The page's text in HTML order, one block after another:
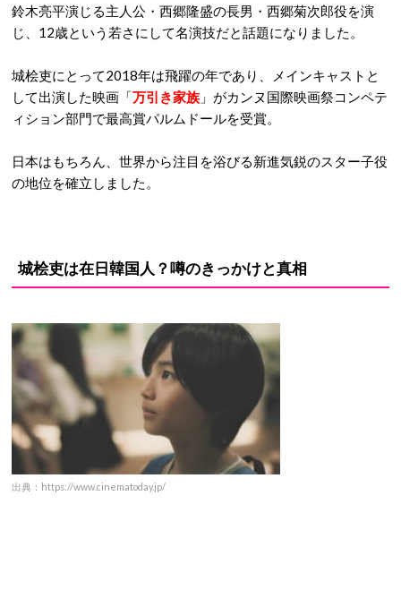
鈴木亮平演じる主人公・西郷隆盛の長男・西郷菊次郎役を演
じ、12歳という若さにして名演技だと話題になりました。
城桧吏にとって2018年は飛躍の年であり、メインキャストと
して出演した映画「万引き家族 」がカンヌ国際映画祭コンペテ
ィション部門で最高賞パルムドールを受賞。
日本はもちろん、世界から注目を浴びる新進気鋭のスター子役
の地位を確立しました。
城桧吏は在日韓国人？噂のきっかけと真相
出典：https://www.cinematoday.jp/